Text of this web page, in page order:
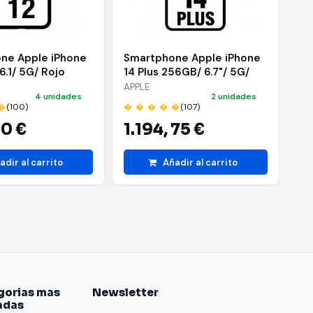
que la banda
en iCloud ni en
el número de tu
renovables.
Apple iPhone
5G/ Rojo
(100)
€
4 unidades
al carrito
Smartphone Apple iPhone
14 Plus 256GB/ 6.7"/ 5G/
Negro Medianoche
APPLE
� � � � �(107)
1.194,75 €
2 unidades
Añadir al carrito
mas
Newsletter